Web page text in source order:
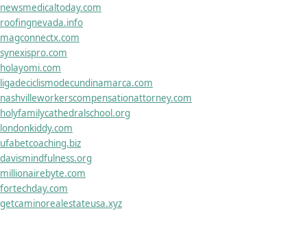
newsmedicaltoday.com
roofingnevada.info
magconnectx.com
synexispro.com
holayomi.com
ligadeciclismodecundinamarca.com
nashvilleworkerscompensationattorney.com
holyfamilycathedralschool.org
londonkiddy.com
ufabetcoaching.biz
davismindfulness.org
millionairebyte.com
fortechday.com
getcaminorealestateusa.xyz